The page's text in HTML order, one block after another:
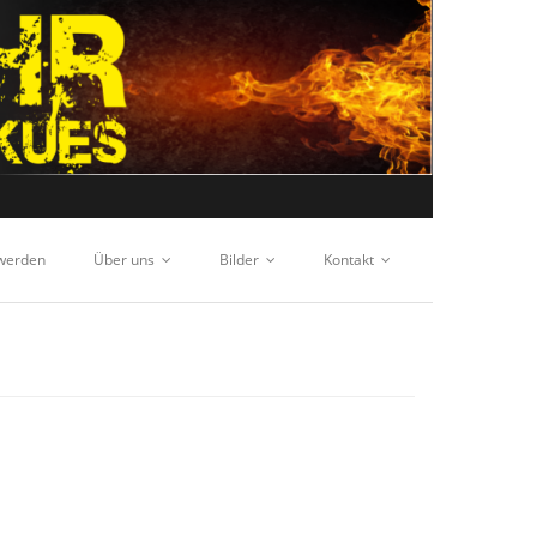
Über uns Bilder Kontakt